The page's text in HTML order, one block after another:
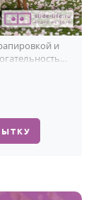
и